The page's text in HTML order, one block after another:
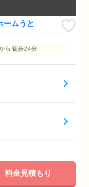
ームうと
ら 徒歩24分
料金見積もり